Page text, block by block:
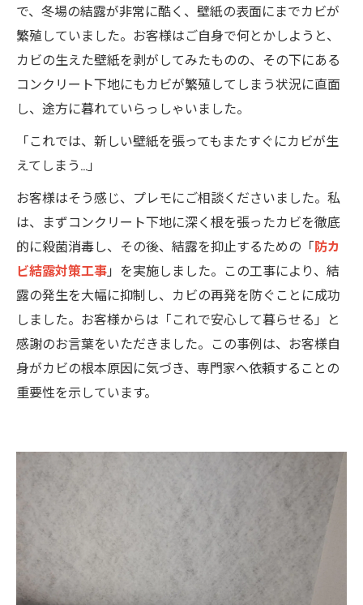
で、冬場の結露が非常に酷く、壁紙の表面にまでカビが
繁殖していました。お客様はご自身で何とかしようと、
カビの生えた壁紙を剥がしてみたものの、その下にある
コンクリート下地にもカビが繁殖してしまう状況に直面
し、途方に暮れていらっしゃいました。
「これでは、新しい壁紙を張ってもまたすぐにカビが生
えてしまう…」
お客様はそう感じ、プレモにご相談くださいました。私
は、まずコンクリート下地に深く根を張ったカビを徹底
的に殺菌消毒し、その後、結露を抑止するための「防カ
ビ結露対策工事」を実施しました。この工事により、結
露の発生を大幅に抑制し、カビの再発を防ぐことに成功
しました。お客様からは「これで安心して暮らせる」と
感謝のお言葉をいただきました。この事例は、お客様自
身がカビの根本原因に気づき、専門家へ依頼することの
重要性を示しています。